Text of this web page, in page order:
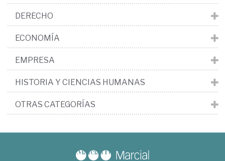
DERECHO
ECONOMÍA
EMPRESA
HISTORIA Y CIENCIAS HUMANAS
OTRAS CATEGORÍAS